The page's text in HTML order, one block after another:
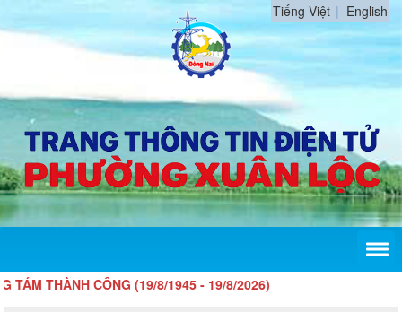
Tiếng Việt English
THÀNH CÔNG (19/8/1945 - 19/8/2026)